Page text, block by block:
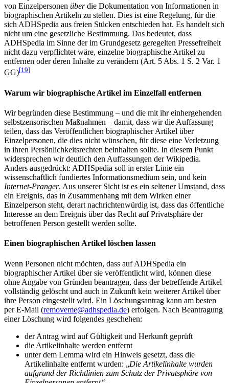
von Einzelpersonen überdie Dokumentation von Informationen in
biographischen Artikeln zu stellen. Dies ist eine Regelung, für die
sich ADHSpedia aus freien Stücken entschieden hat. Es handelt sich
nicht um eine gesetzliche Bestimmung. Das bedeutet, dass
ADHSpedia im Sinne der im Grundgesetz geregelten Pressefreiheit
nicht dazu verpflichtet wäre, einzelne biographische Artikel zu
entfernen oder deren Inhalte zu verändern (Art. 5 Abs. 1 S. 2 Var. 1
GG)[19]
Warum wir biographische Artikel im Einzelfall entfernen
Wir begründen diese Bestimmung – und die mit ihr einhergehenden
selbstzensorischen Maßnahmen – damit, dass wir die Auffassung
teilen, dass das Veröffentlichen biographischer Artikel über
Einzelpersonen, die dies nicht wünschen, für diese eine Verletzung
in ihren Persönlichkeitsrechten beinhalten sollte. In diesem Punkt
widersprechen wir deutlich den Auffassungen der Wikipedia.
Anders ausgedrückt: ADHSpedia soll in erster Linie ein
wissenschaftlich fundiertes Informationsmedium sein, und kein
Internet-Pranger. Aus unserer Sicht ist es ein seltener Umstand, dass
ein Ereignis, das in Zusammenhang mit dem Wirken einer
Einzelperson steht, derart nachrichtenwürdig ist, dass das öffentliche
Interesse an dem Ereignis über das Recht auf Privatsphäre der
betroffenen Person gestellt werden sollte.
Einen biographischen Artikel löschen lassen
Wenn Personen nicht möchten, dass auf ADHSpedia ein
biographischer Artikel über sie veröffentlicht wird, können diese
ohne Angabe von Gründen beantragen, dass der betreffende Artikel
vollständig gelöscht und auch in Zukunft kein weiterer Artikel über
ihre Person eingestellt wird. Ein Löschungsantrag kann am besten
per E-Mail (removeme@adhspedia.de) erfolgen. Nach Beantragung
einer Löschung wird folgendes geschehen:
der Antrag wird auf Gültigkeit und Herkunft geprüft
die Artikelinhalte werden entfernt
unter dem Lemma wird ein Hinweis gesetzt, dass die
Artikelinhalte entfernt wurden: „Die Artikelinhalte wurden
aufgrund der Richtlinien zum Schutz der Privatsphäre von